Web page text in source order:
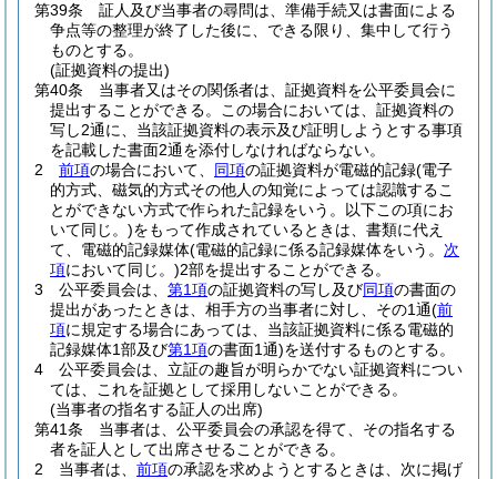
第39条
証人及び当事者の尋問は、準備手続又は書面による
争点等の整理が終了した後に、できる限り、集中して行う
ものとする。
(証拠資料の提出)
第40条
当事者又はその関係者は、証拠資料を公平委員会に
提出することができる。
この場合においては、証拠資料の
写し2通に、当該証拠資料の表示及び証明しようとする事項
を記載した書面2通を添付しなければならない。
2
前項の場合において、 同項の証拠資料が電磁的記録(電子
的方式、磁気的方式その他人の知覚によっては認識するこ
とができない方式で作られた記録をいう。以下この項にお
いて同じ。)をもって作成されているときは、書類に代え
て、電磁的記録媒体(電磁的記録に係る記録媒体をいう。 次
項において同じ。)2部を提出することができる。
3
公平委員会は、 第1項の証拠資料の写し及び同項の書面の
提出があったときは、相手方の当事者に対し、その1通(前
項に規定する場合にあっては、当該証拠資料に係る電磁的
記録媒体1部及び第1項の書面1通)を送付するものとする。
4
公平委員会は、立証の趣旨が明らかでない証拠資料につい
ては、これを証拠として採用しないことができる。
(当事者の指名する証人の出席)
第41条
当事者は、公平委員会の承認を得て、その指名する
者を証人として出席させることができる。
2
当事者は、 前項の承認を求めようとするときは、次に掲げ